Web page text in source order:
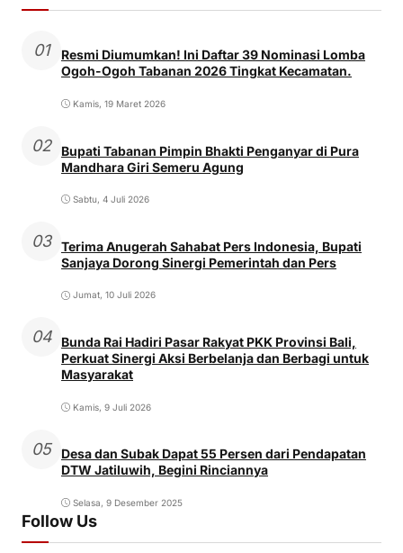
01
Resmi Diumumkan! Ini Daftar 39 Nominasi Lomba
Ogoh-Ogoh Tabanan 2026 Tingkat Kecamatan.
Kamis, 19 Maret 2026
02
Bupati Tabanan Pimpin Bhakti Penganyar di Pura
Mandhara Giri Semeru Agung
Sabtu, 4 Juli 2026
03
Terima Anugerah Sahabat Pers Indonesia, Bupati
Sanjaya Dorong Sinergi Pemerintah dan Pers
Jumat, 10 Juli 2026
04
Bunda Rai Hadiri Pasar Rakyat PKK Provinsi Bali,
Perkuat Sinergi Aksi Berbelanja dan Berbagi untuk
Masyarakat
Kamis, 9 Juli 2026
05
Desa dan Subak Dapat 55 Persen dari Pendapatan
DTW Jatiluwih, Begini Rinciannya
Selasa, 9 Desember 2025
Follow Us